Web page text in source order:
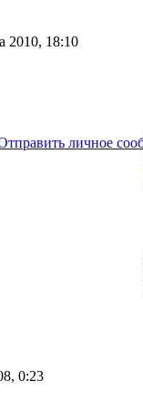
2010, 18:10
0:23